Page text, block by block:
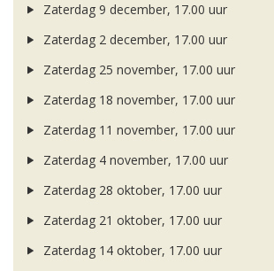
Zaterdag 9 december, 17.00 uur
Zaterdag 2 december, 17.00 uur
Zaterdag 25 november, 17.00 uur
Zaterdag 18 november, 17.00 uur
Zaterdag 11 november, 17.00 uur
Zaterdag 4 november, 17.00 uur
Zaterdag 28 oktober, 17.00 uur
Zaterdag 21 oktober, 17.00 uur
Zaterdag 14 oktober, 17.00 uur